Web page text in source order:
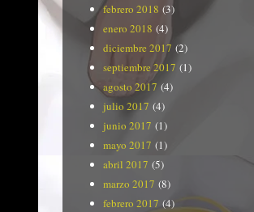
febrero 2018 (3)
enero 2018 (4)
diciembre 2017 (2)
septiembre 2017 (1)
agosto 2017 (4)
julio 2017 (4)
junio 2017 (1)
mayo 2017 (1)
abril 2017 (5)
marzo 2017 (8)
febrero 2017 (4)